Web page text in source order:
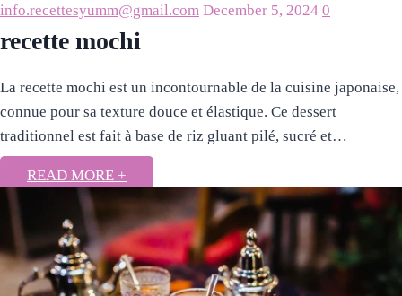
info.recettesyumm@gmail.com December 5, 2024 0
recette mochi
La recette mochi est un incontournable de la cuisine japonaise,
connue pour sa texture douce et élastique. Ce dessert
traditionnel est fait à base de riz gluant pilé, sucré et…
READ MORE +